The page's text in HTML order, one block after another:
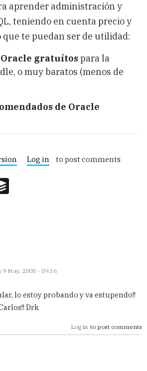
aprender administración y
teniendo en cuenta precio y
que te puedan ser de utilidad:
Oracle gratuítospara la
o muy baratos (menos de
de Oracle
Log in to post comments
9 May, 2008 - 09:16
lo estoy probando y va estupendo!!
Drk
Log in to post comments